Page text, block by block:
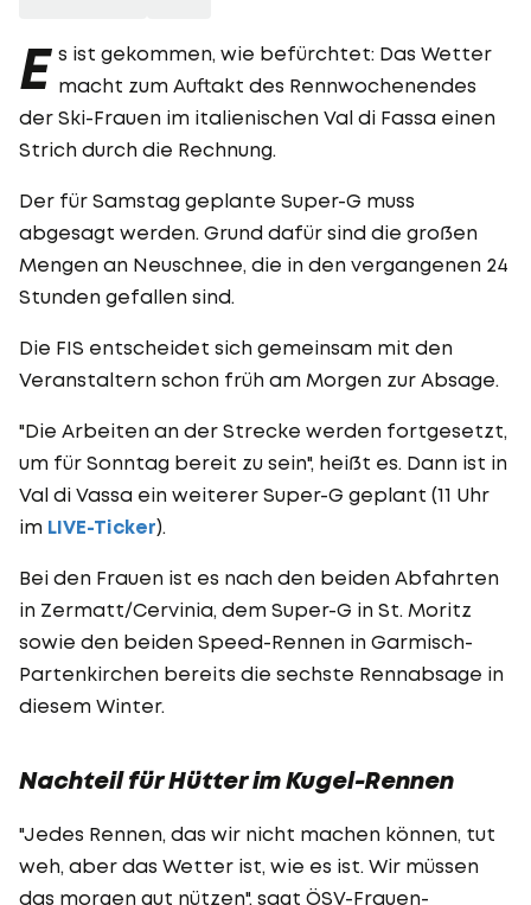
E s ist gekommen, wie befürchtet: Das Wetter
macht zum Auftakt des Rennwochenendes
der Ski-Frauen im italienischen Val di Fassa einen
Strich durch die Rechnung.
Der für Samstag geplante Super-G muss
abgesagt werden. Grund dafür sind die großen
Mengen an Neuschnee, die in den vergangenen 24
Stunden gefallen sind.
Die FIS entscheidet sich gemeinsam mit den
Veranstaltern schon früh am Morgen zur Absage.
"Die Arbeiten an der Strecke werden fortgesetzt,
um für Sonntag bereit zu sein", heißt es. Dann ist in
Val di Vassa ein weiterer Super-G geplant (11 Uhr
im LIVE-Ticker).
Bei den Frauen ist es nach den beiden Abfahrten
in Zermatt/Cervinia, dem Super-G in St. Moritz
sowie den beiden Speed-Rennen in Garmisch-
Partenkirchen bereits die sechste Rennabsage in
diesem Winter.
Nachteil für Hütter im Kugel-Rennen
"Jedes Rennen, das wir nicht machen können, tut
weh, aber das Wetter ist, wie es ist. Wir müssen
das morgen gut nützen", sagt ÖSV-Frauen-